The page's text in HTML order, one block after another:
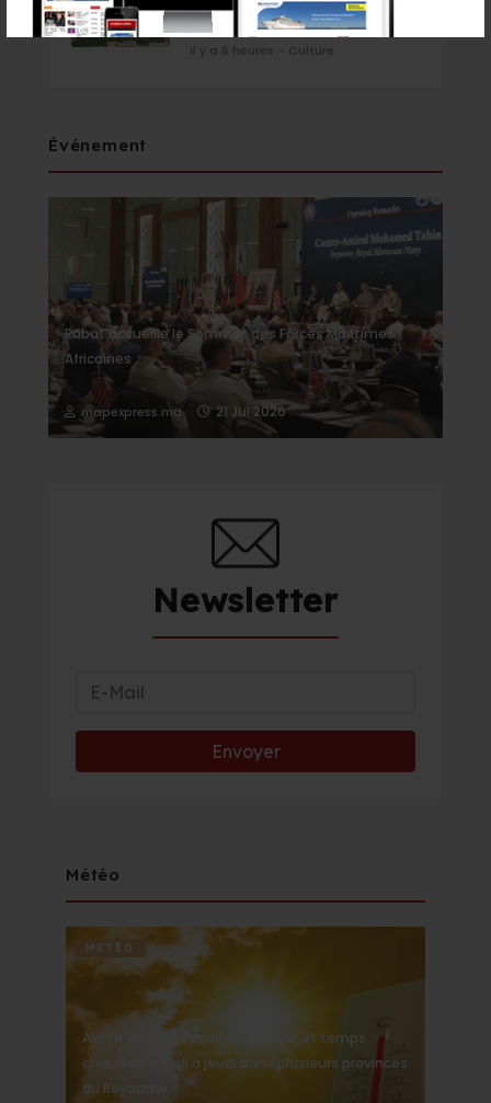
des Plantes Aromatiques et
Médicinales
il y a 6 heures - Culture
Événement
Rabat accueille le Sommet des Forces Maritimes
Africaines
mapexpress.ma 21 Jul 2026
Newsletter
Météo
METÉO
Alerte Météo : Vague de chaleur et temps
chaud de mardi à jeudi dans plusieurs provinces
du Royaume